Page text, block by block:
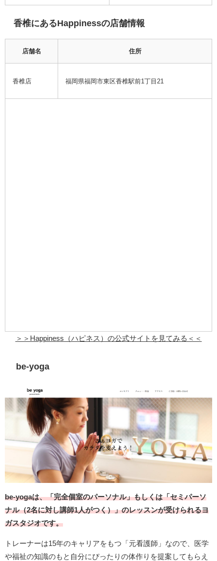
香椎にあるHappinessの店舗情報
店舗名 住所
香椎店 福岡県福岡市東区香椎駅前1丁目21
＞＞Happiness（ハピネス）の公式サイトを見てみる＜＜
be-yoga
be-yogaは、「完全個室のパーソナル」もしくは「セミパーソ
ナル（2名に対し講師1人がつく）」のレッスンが受けられるヨ
ガスタジオです。
トレーナーは15年のキャリアをもつ「元看護師」なので、医学
や福祉の知識のもと自分にぴったりの体作りを提案してもらえ